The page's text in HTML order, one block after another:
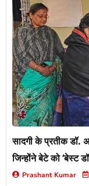
सादगी के प्रतीक डॉ.
जिन्होंने बेटे को ‘बेस्ट
Prashant Kumar